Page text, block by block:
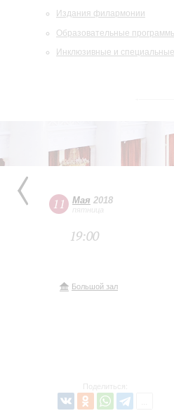
Издания филармонии
Образовательные
Инклюзивные и
11 Мая 2018
пятница
19:00
Большой зал
Поделиться: